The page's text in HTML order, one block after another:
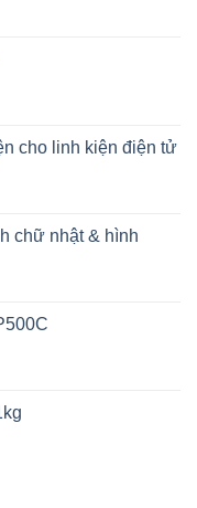
cho linh kiện điện tử
chữ nhật & hình